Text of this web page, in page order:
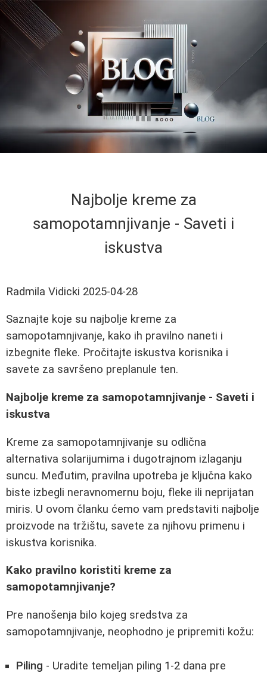
Najbolje kreme za
samopotamnjivanje - Saveti i
iskustva
Radmila Vidicki 2025-04-28
Saznajte koje su najbolje kreme za
samopotamnjivanje, kako ih pravilno naneti i
izbegnite fleke. Pročitajte iskustva korisnika i
savete za savršeno preplanule ten.
Najbolje kreme za samopotamnjivanje - Saveti i
iskustva
Kreme za samopotamnjivanje su odlična
alternativa solarijumima i dugotrajnom izlaganju
suncu. Međutim, pravilna upotreba je ključna kako
biste izbegli neravnomernu boju, fleke ili neprijatan
miris. U ovom članku ćemo vam predstaviti najbolje
proizvode na tržištu, savete za njihovu primenu i
iskustva korisnika.
Kako pravilno koristiti kreme za
samopotamnjivanje?
Pre nanošenja bilo kojeg sredstva za
samopotamnjivanje, neophodno je pripremiti kožu:
Piling - Uradite temeljan piling 1-2 dana pre